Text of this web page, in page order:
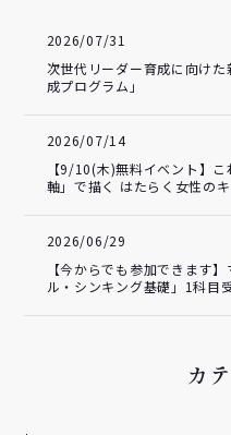
2026/07/31
次世代リーダー育成に向け
成プログラム」
2026/07/14
【9/10(木)無料イベント】
軸」で描く はたらく女性の
2026/06/29
【今からでも参加できます
ル・シンキング基礎」1科目
カ